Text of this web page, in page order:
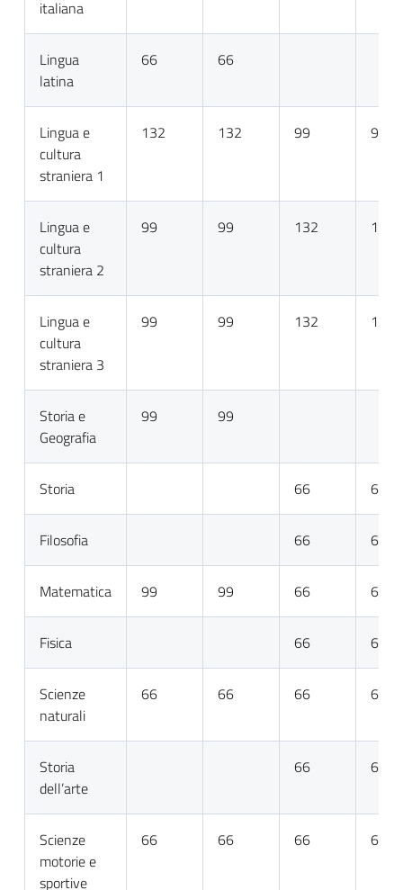
italiana
Lingua
latina
66 66
Lingua e
cultura
straniera 1
132 132 99 99
Lingua e
cultura
straniera 2
99 99 132 132
Lingua e
cultura
straniera 3
99 99 132 132
Storia e
Geografia
99 99
Storia 66 66
Filosofia 66 66
Matematica 99 99 66 66
Fisica 66 66
Scienze
naturali
66 66 66 66
Storia
dell’arte
66 66
Scienze
motorie e
sportive
66 66 66 66